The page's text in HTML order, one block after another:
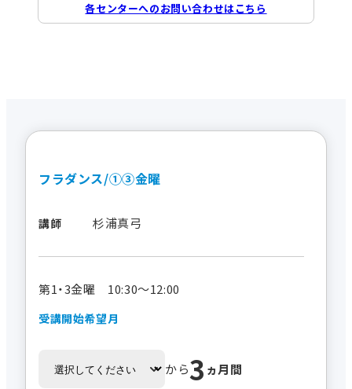
各センターへのお問い合わせはこちら
フラダンス/①③金曜
講師 杉浦真弓
第1・3金曜 10:30～12:00
受講開始希望月
から3 ヵ月間